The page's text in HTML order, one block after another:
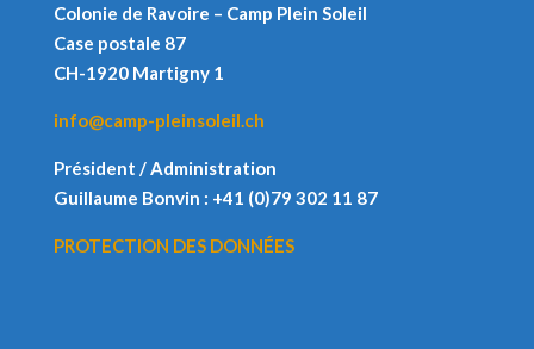
Colonie de Ravoire – Camp Plein Soleil
Case postale 87
CH-1920 Martigny 1
info@camp-pleinsoleil.ch
Président / Administration
Guillaume Bonvin : +41 (0)79 302 11 87
PROTECTION DES DONNÉES